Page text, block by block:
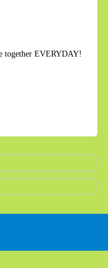
together EVERYDAY!